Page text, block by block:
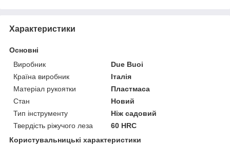
Характеристики
Основні
Виробник
Due Buoi
Країна виробник
Італія
Матеріал рукоятки
Пластмаса
Стан
Новий
Тип інструменту
Ніж садовий
Твердість ріжучого леза
60 HRC
Користувальницькі характеристики